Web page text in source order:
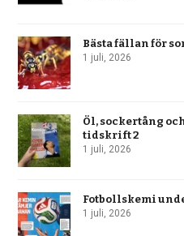
Bästa fällan för
1 juli, 2026
Öl, sockertång
tidskrift 2
1 juli, 2026
Fotbollskemi
1 juli, 2026